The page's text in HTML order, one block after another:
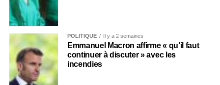
POLITIQUE Il y a 2 semaines
Emmanuel Macron affirme « qu’il faut
continuer à discuter » avec les
incendies